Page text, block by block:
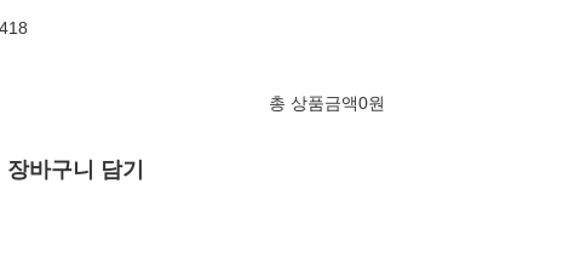
총 상품금액0원
장바구니 담기